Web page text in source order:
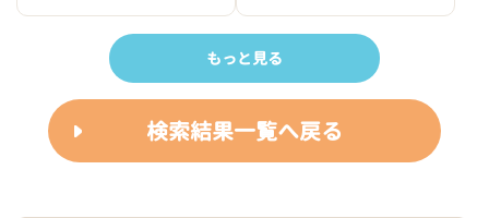
もっと見る
検索結果一覧へ戻る